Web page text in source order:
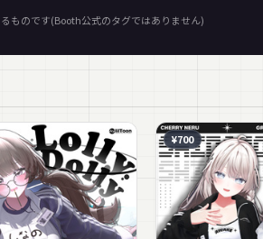
ものです(Booth公式のタグではありません)
¥700